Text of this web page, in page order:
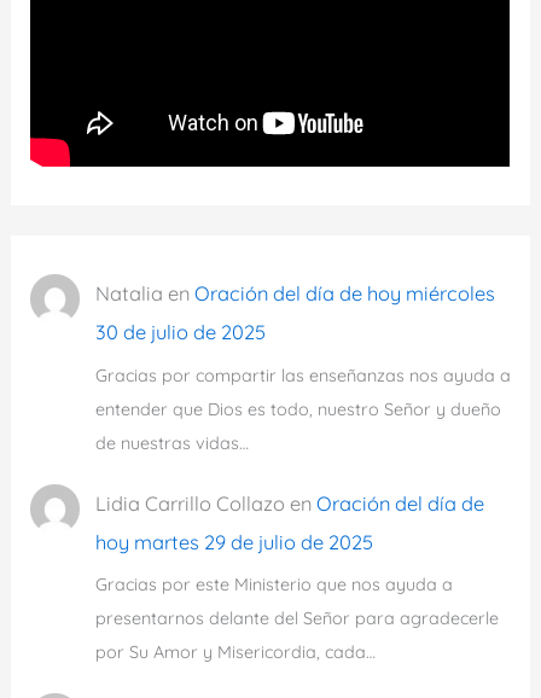
Natalia en Oración del día de hoy miércoles
30 de julio de 2025
Gracias por compartir las enseñanzas nos ayuda a
entender que Dios es todo, nuestro Señor y dueño
de nuestras vidas…
Lidia Carrillo Collazo en Oración del día de
hoy martes 29 de julio de 2025
Gracias por este Ministerio que nos ayuda a
presentarnos delante del Señor para agradecerle
por Su Amor y Misericordia, cada…